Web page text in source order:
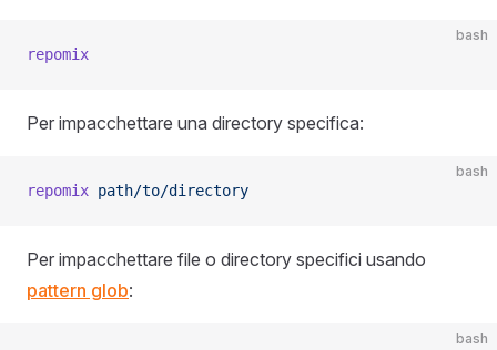
bash
repomix
Per impacchettare una directory specifica:
bash
repomix path/to/directory
Per impacchettare file o directory specifici usando
pattern glob:
bash